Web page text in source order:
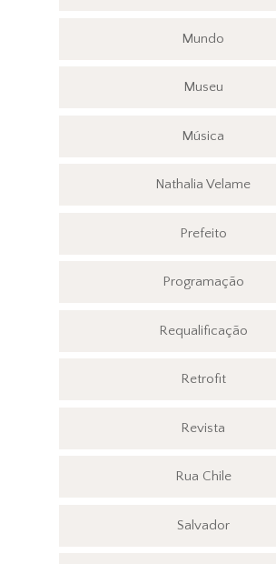
Mundo
Museu
Música
Nathalia Velame
Prefeito
Programação
Requalificação
Retrofit
Revista
Rua Chile
Salvador